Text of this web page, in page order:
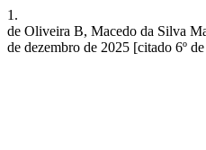
1.
de Oliveira B, Macedo da Silva
de dezembro de 2025 [citado 6º